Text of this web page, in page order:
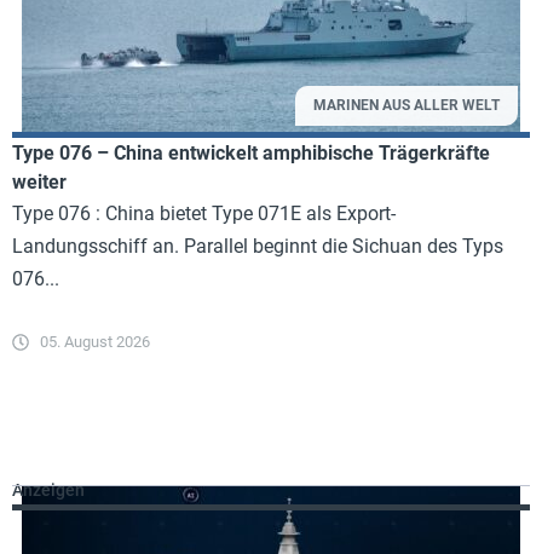
MARINEN AUS ALLER WELT
Type 076 – China entwickelt amphibische Trägerkräfte
weiter
Type 076 : China bietet Type 071E als Export-
Landungsschiff an. Parallel beginnt die Sichuan des Typs
076...
05. August 2026
Anzeigen